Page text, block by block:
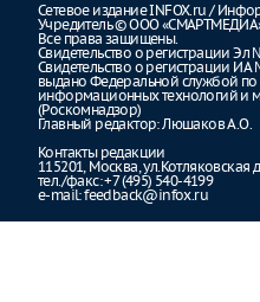
Сетевое издание INFOX.ru /
Учредитель © ООО «СМАРТМЕДИА»
Все права защищены.
Свидетельство о регистрации
Свидетельство о регистрации ИА
выдано Федеральной службой по
информационных технологий и
(Роскомнадзор)
Главный редактор: Люшаков А.О.
Контакты редакции
115201, Москва, ул.Котляковская
тел./факс: +7 (495) 540-4199
e-mail:feedback@infox.ru